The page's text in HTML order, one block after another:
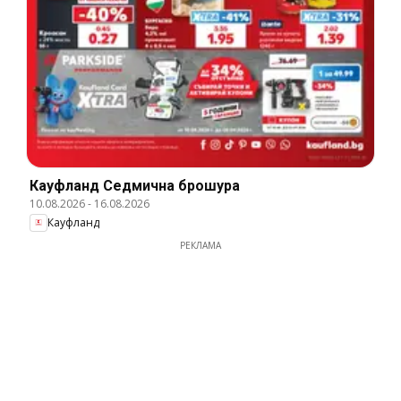
Кауфланд Cедмична брошура
10.08.2026- 16.08.2026
Кауфланд
РЕКЛАМА